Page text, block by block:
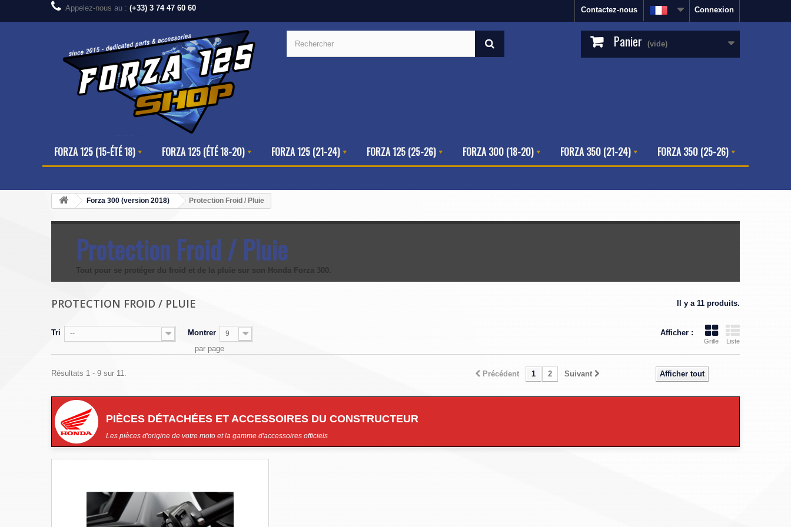
Connexion
Contactez-nous
Appelez-nous au : (+33) 3 74 47 60 60
Panier (vide)
FORZA 125 (15-ÉTÉ 18) FORZA 125 (ÉTÉ 18-20) FORZA 125 (21-24) FORZA 125 (25-26) FORZA 300 (18-20) FORZA 350 (21-24) FORZA 350 (25-26)
Forza 300 (version 2018) Protection Froid / Pluie
Protection Froid / Pluie
Tout pour se protéger du froid et de la pluie sur son Honda Forza 300.
PROTECTION FROID / PLUIE Il y a 11 produits.
Afficher :
Grille Liste
Tri -- Montrer 9
par page
Afficher tout
Précédent 1 2 Suivant
Résultats 1 - 9 sur 11.
PIÈCES DÉTACHÉES ET ACCESSOIRES DU CONSTRUCTEUR
Les pièces d'origine de votre moto et la gamme d'accessoires officiels